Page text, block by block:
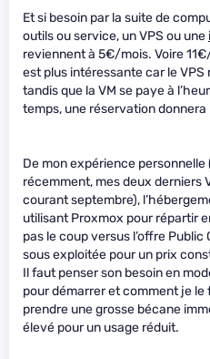
Et si besoin par la suite de
outils ou service, un VPS ou une
reviennent à 5€/mois. Voire
est plus intéressante car le
tandis que la VM se paye à
temps, une réservation donnera
De mon expérience
récemment, mes deux derniers
courant septembre),
utilisant Proxmox pour répartir
pas le coup versus l’offre
sous exploitée pour un prix
Il faut penser son besoin en
pour démarrer et comment je le
prendre une grosse bécane
élevé pour un usage réduit.